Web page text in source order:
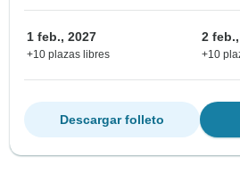
1 feb., 2027
+10 plazas libres
2
+10
Descargar folleto